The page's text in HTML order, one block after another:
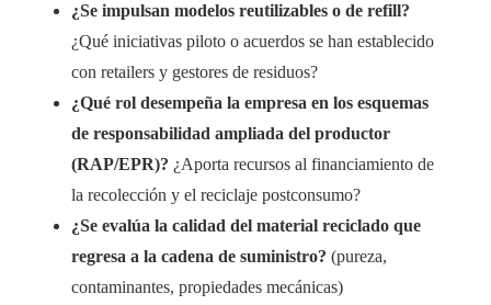
¿Se impulsan modelos reutilizables o de refill?
¿Qué iniciativas piloto o acuerdos se han establecido
con retailers y gestores de residuos?
¿Qué rol desempeña la empresa en los esquemas
de responsabilidad ampliada del productor
(RAP/EPR)? ¿Aporta recursos al financiamiento de
la recolección y el reciclaje postconsumo?
¿Se evalúa la calidad del material reciclado que
regresa a la cadena de suministro? (pureza,
contaminantes, propiedades mecánicas)